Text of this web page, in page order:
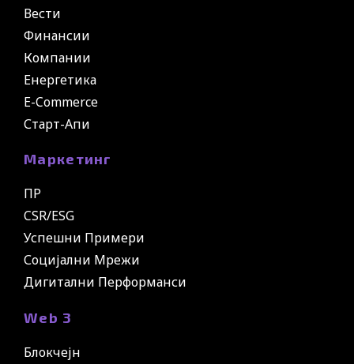
Вести
Финансии
Компании
Енергетика
E-Commerce
Старт-Апи
Маркетинг
ПР
CSR/ESG
Успешни Примери
Социјални Мрежи
Дигитални Перформанси
Web 3
Блокчејн